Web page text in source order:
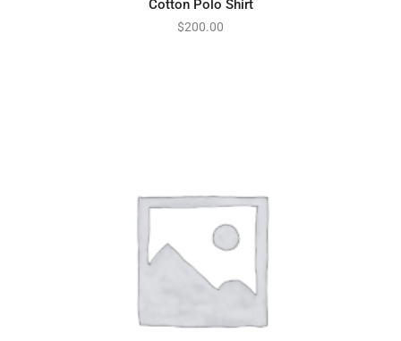
Cotton Polo Shirt
$200.00